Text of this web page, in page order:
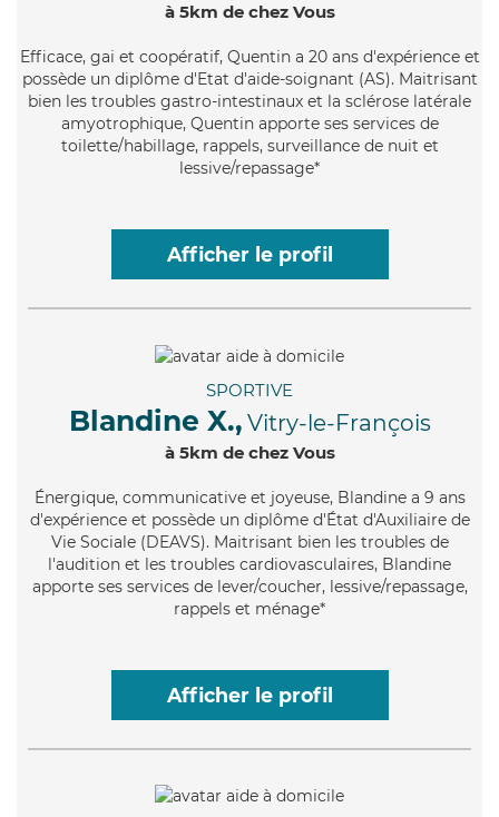
à 5km de chez Vous
Efficace, gai et coopératif, Quentin a 20 ans d'expérience et
possède un diplôme d'Etat d'aide-soignant (AS). Maitrisant
bien les troubles gastro-intestinaux et la sclérose latérale
amyotrophique, Quentin apporte ses services de
toilette/habillage, rappels, surveillance de nuit et
lessive/repassage*
Afficher le profil
SPORTIVE
Blandine X., Vitry-le-François
à 5km de chez Vous
Énergique, communicative et joyeuse, Blandine a 9 ans
d'expérience et possède un diplôme d'État d'Auxiliaire de
Vie Sociale (DEAVS). Maitrisant bien les troubles de
l'audition et les troubles cardiovasculaires, Blandine
apporte ses services de lever/coucher, lessive/repassage,
rappels et ménage*
Afficher le profil